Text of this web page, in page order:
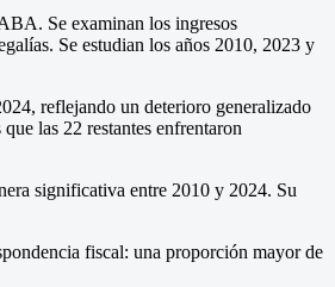
Se examinan los ingresos
Se estudian los años 2010, 2023 y
reflejando un deterioro generalizado
las 22 restantes enfrentaron
significativa entre 2010 y 2024. Su
fiscal: una proporción mayor de